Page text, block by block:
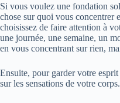
Si vous voulez une fondation
chose sur quoi vous concentrer
choisissez de faire attention à
une journée, une semaine, un
en vous concentrant sur rien,
Ensuite, pour garder votre
sur les sensations de votre corps.